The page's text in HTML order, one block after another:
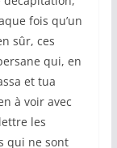
fois qu’un
sûr, ces
qui, en
et tua
à voir avec
les
qui ne sont